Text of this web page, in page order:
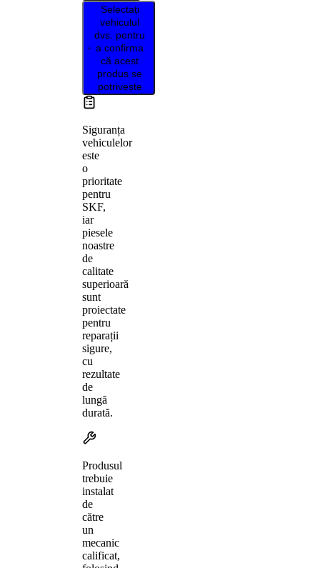
Selectați
vehiculul
dvs. pentru
a confirma
că acest
produs se
potrivește
Siguranța
vehiculelor
este
o
prioritate
pentru
SKF,
iar
piesele
noastre
de
calitate
superioară
sunt
proiectate
pentru
reparații
sigure,
cu
rezultate
de
lungă
durată.
Produsul
trebuie
instalat
de
către
un
mecanic
calificat,